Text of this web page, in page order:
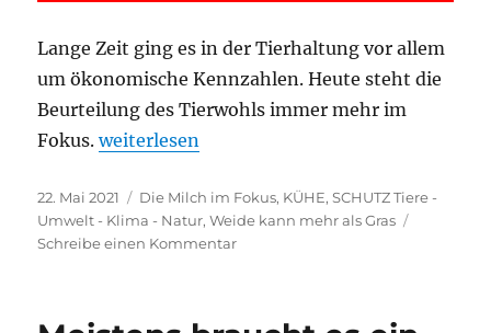
Lange Zeit ging es in der Tierhaltung vor allem
um ökonomische Kennzahlen. Heute steht die
Beurteilung des Tierwohls immer mehr im
Fokus.„Wissen wir eigentlich, wann es Kühen gut
weiterlesen
Veröffentlicht
am
22. Mai 2021 Kategorien
Die Milch im Fokus, KÜHE,SCHUTZ Tiere -
Umwelt - Klima - Natur,Weide kann mehr als Gras
Schreibe einen Kommentarzu